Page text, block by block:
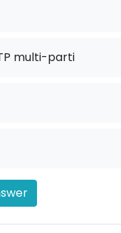
multi-parti